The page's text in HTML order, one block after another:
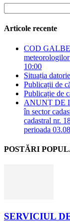
Articole recente
COD
10:00
Situația
Publicații de
Publicație de
ANUNȚ DE
în sector
cadastral nr.
perioada
POSTĂRI
SERVICIUL